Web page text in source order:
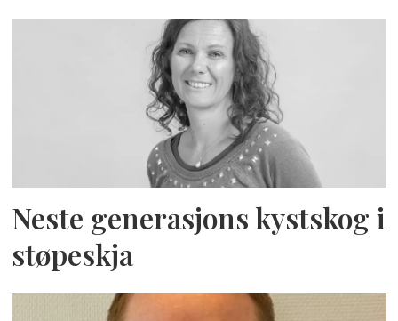
Neste generasjons kystskog i
støpeskja